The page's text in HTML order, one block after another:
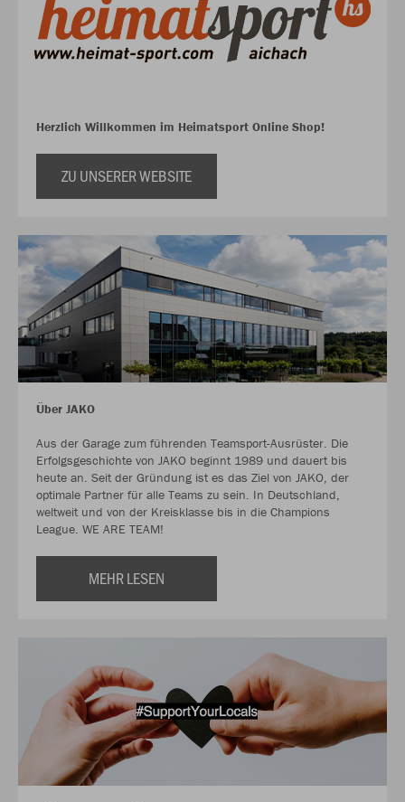
Herzlich Willkommen im Heimatsport Online Shop!
ZU UNSERER WEBSITE
Über JAKO
Aus der Garage zum führenden Teamsport-Ausrüster. Die
Erfolgsgeschichte von JAKO beginnt 1989 und dauert bis
heute an. Seit der Gründung ist es das Ziel von JAKO, der
optimale Partner für alle Teams zu sein. In Deutschland,
weltweit und von der Kreisklasse bis in die Champions
League. WE ARE TEAM!
MEHR LESEN